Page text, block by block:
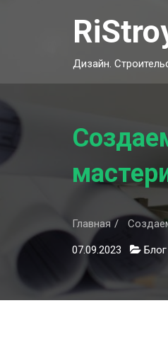
Дизайн.
Главная
07.09.2023 Блог